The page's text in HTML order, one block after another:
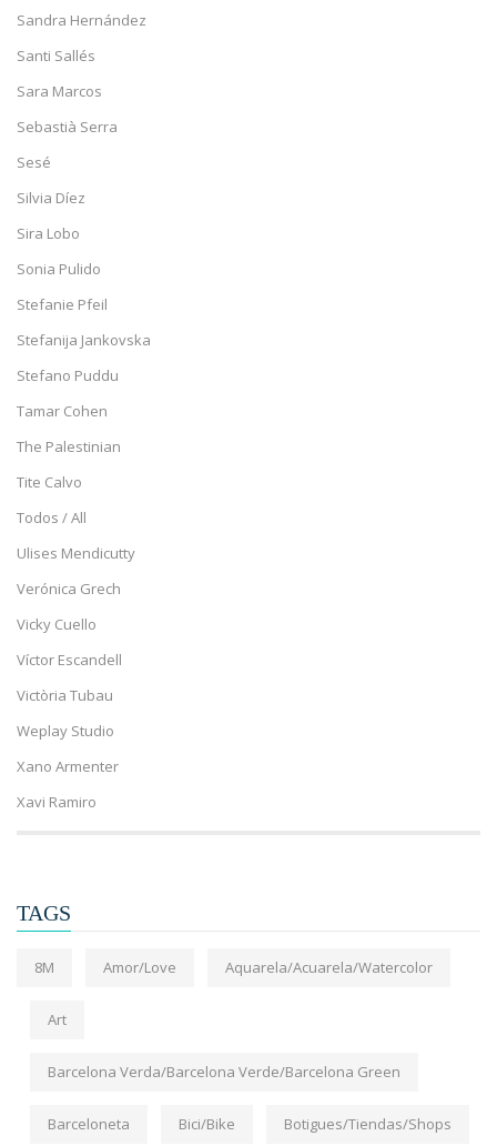
Sandra Hernández
Santi Sallés
Sara Marcos
Sebastià Serra
Sesé
Silvia Díez
Sira Lobo
Sonia Pulido
Stefanie Pfeil
Stefanija Jankovska
Stefano Puddu
Tamar Cohen
The Palestinian
Tite Calvo
Todos / All
Ulises Mendicutty
Verónica Grech
Vicky Cuello
Víctor Escandell
Victòria Tubau
Weplay Studio
Xano Armenter
Xavi Ramiro
TAGS
8M Amor/Love Aquarela/Acuarela/Watercolor
Art
Barcelona Verda/Barcelona Verde/Barcelona Green
Barceloneta Bici/Bike Botigues/Tiendas/Shops